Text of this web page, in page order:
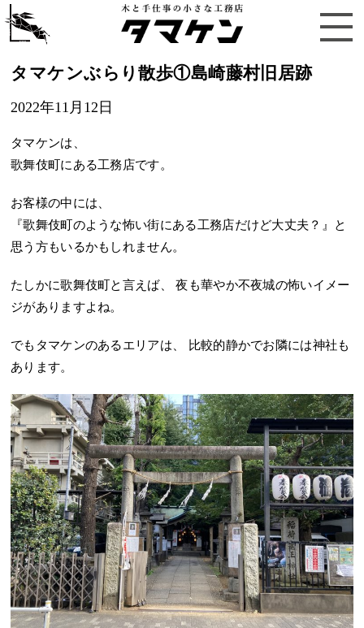
タマケンぶらり散歩①島崎藤村旧居跡
2022年11月12日
タマケンは、
歌舞伎町にある工務店です。
お客様の中には、
『歌舞伎町のような怖い街にある工務店だけど大丈夫？』と
思う方もいるかもしれません。
たしかに歌舞伎町と言えば、 夜も華やか不夜城の怖いイメー
ジがありますよね。
でもタマケンのあるエリアは、 比較的静かでお隣には神社も
あります。